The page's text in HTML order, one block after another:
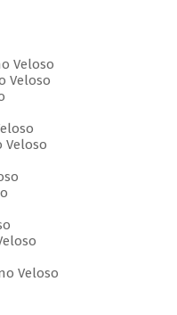
Veloso
Veloso
Veloso
Veloso